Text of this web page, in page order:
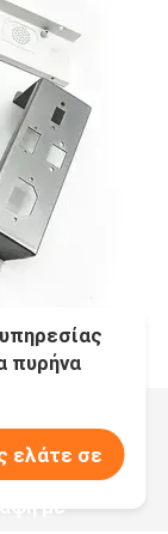
πυρήνα
ελάτε σε
με